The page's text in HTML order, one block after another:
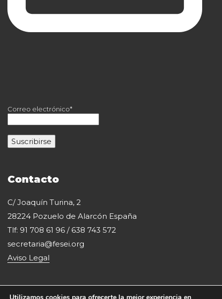
Correo electrónico*
Contacto
C/ Joaquín Turina, 2
28224 Pozuelo de Alarcón España
Tlf: 91 708 61 96 / 638 743 572
secretaria@fesei.org
Aviso Legal